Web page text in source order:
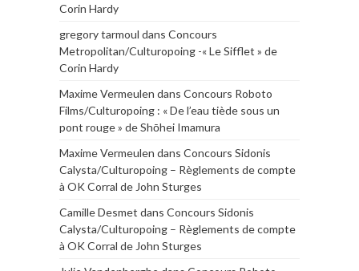
Corin Hardy
gregory tarmoul dans Concours
Metropolitan/Culturopoing -« Le Sifflet » de
Corin Hardy
Maxime Vermeulen dans Concours Roboto
Films/Culturopoing : « De l’eau tiède sous un
pont rouge » de Shōhei Imamura
Maxime Vermeulen dans Concours Sidonis
Calysta/Culturopoing – Règlements de compte
à OK Corral de John Sturges
Camille Desmet dans Concours Sidonis
Calysta/Culturopoing – Règlements de compte
à OK Corral de John Sturges